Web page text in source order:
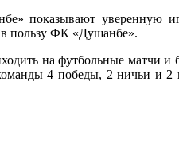
показывают
в пользу ФК «Душанбе».
на футбольные матчи
4 победы, 2 ничьи и